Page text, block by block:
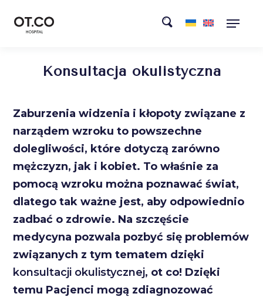
Konsultacja okulistyczna
Zaburzenia widzenia i kłopoty związane z
narządem wzroku to powszechne
dolegliwości, które dotyczą zarówno
mężczyzn, jak i kobiet. To właśnie za
pomocą wzroku można poznawać świat,
dlatego tak ważne jest, aby odpowiednio
zadbać o zdrowie. Na szczęście
medycyna pozwala pozbyć się problemów
związanych z tym tematem dzięki
konsultacji okulistycznej, ot co! Dzięki
temu Pacjenci mogą zdiagnozować